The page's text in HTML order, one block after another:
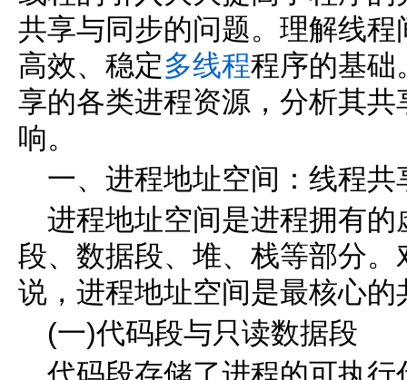
共享与同步的问题。理解线
高效、稳定多线程程序的基础
享的各类进程资源，分析其
响。
一、进程地址空间：线程共
进程地址空间是进程拥有
段、数据段、堆、栈等部分
说，进程地址空间是最核心的
(一)代码段与只读数据段